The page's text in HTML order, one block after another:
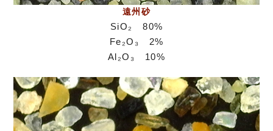
遠州砂
SiO₂ 80%
Fe₂O₃ 2%
Al₂O₃ 10%